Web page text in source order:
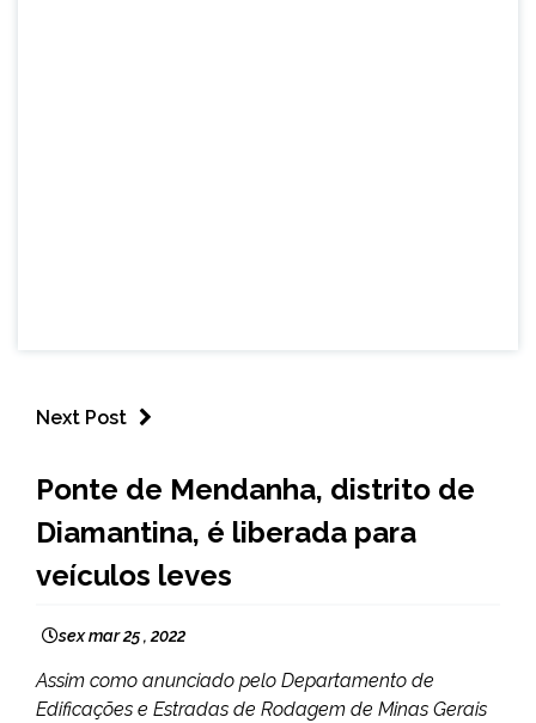
Next Post
MINAS
GERAIS
Ponte de Mendanha, distrito de
Diamantina, é liberada para
veículos leves
sex mar 25 , 2022
Assim como anunciado pelo Departamento de
Edificações e Estradas de Rodagem de Minas Gerais